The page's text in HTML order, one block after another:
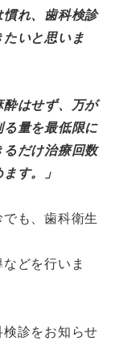
慣れ、歯科検診
いと思いま
酔はせず、万が
る量を最低限に
るだけ治療回数
す。」
も、歯科衛生
どを行いま
診をお知らせ